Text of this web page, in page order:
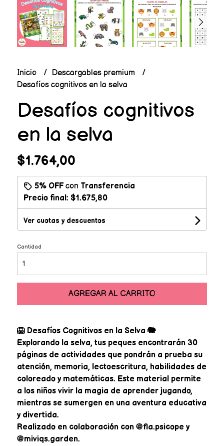
Inicio
Descargables premium
Desafíos cognitivos en la selva
Desafíos cognitivos
en la selva
$1.764,00
5% OFFcon Transferencia
Precio final: $1.675,80
Ver cuotas y descuentos
Cantidad
AGREGAR AL CARRITO
🦁 Desafíos Cognitivos en la Selva 🐘
Explorando la selva, tus peques encontrarán 30
páginas de actividades que pondrán a prueba su
atención, memoria, lectoescritura, habilidades de
coloreado y matemáticas. Este material permite
a los niños vivir la magia de aprender jugando,
mientras se sumergen en una aventura educativa
y divertida.
Realizado en colaboración con @fla.psicope y
@miviqs.garden.